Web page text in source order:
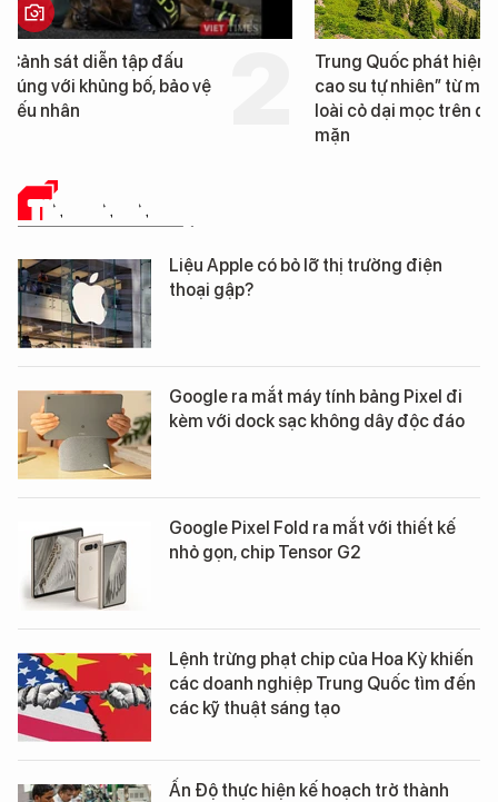
Trung Quốc phát hiện “mỏ
cao su tự nhiên” từ một
loài cỏ dại mọc trên đất
Loạt dự án bất động
Đà Nẵng sắp bị kiểm
TIN CÔNG NGHỆ
Liệu Apple có bỏ lỡ thị trường điện
thoại gập?
Google ra mắt máy tính bảng Pixel đi
kèm với dock sạc không dây độc đáo
Google Pixel Fold ra mắt với thiết kế
nhỏ gọn, chip Tensor G2
Lệnh trừng phạt chip của Hoa Kỳ khiến
các doanh nghiệp Trung Quốc tìm đến
các kỹ thuật sáng tạo
Ấn Độ thực hiện kế hoạch trở thành